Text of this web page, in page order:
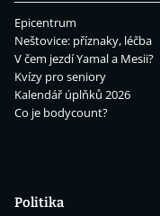
Epicentrum
Neštovice: příznaky, léčba
V čem jezdí Yamal a Mesii?
Kvízy pro seniory
Kalendář úplňků 2026
Co je bodycount?
Politika